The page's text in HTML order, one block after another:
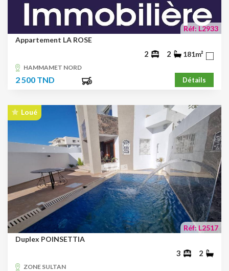
Réf: L2933
Appartement LA ROSE
2 2 181m²
HAMMAMET NORD
2 500 TND Détails
Loué
Réf: L2517
Duplex POINSETTIA
3 2
ZONE SULTAN